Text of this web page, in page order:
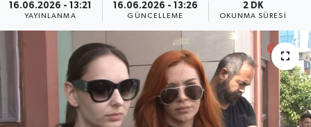
16.06.2026 - 13:21
YAYINLANMA
16.06.2026 - 13:26
GÜNCELLEME
2 DK
OKUNMA SÜRESI
SAĞLIK
DÜNYA
EĞİTİM
TURİZM